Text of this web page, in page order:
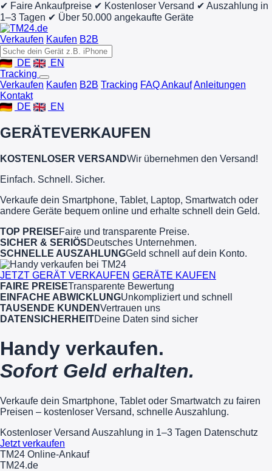
✔ Faire Ankaufpreise ✔ Kostenloser Versand ✔ Auszahlung in
1–3 Tagen ✔ Über 50.000 angekaufte Geräte
Verkaufen Kaufen B2B
DE
EN
Tracking
Verkaufen Kaufen B2B Tracking FAQ AnkaufAnleitungen
Kontakt
DE
EN
GERÄTEVERKAUFEN
KOSTENLOSER VERSANDWir übernehmen den Versand!
Einfach. Schnell. Sicher.
Verkaufe dein Smartphone, Tablet, Laptop, Smartwatch oder
andere Geräte bequem online und erhalte schnell dein Geld.
TOP PREISEFaire und transparente Preise.
SICHER & SERIÖSDeutsches Unternehmen.
SCHNELLE AUSZAHLUNGGeld schnell auf dein Konto.
JETZT GERÄT VERKAUFEN GERÄTE KAUFEN
FAIRE PREISETransparente Bewertung
EINFACHE ABWICKLUNGUnkompliziert und schnell
TAUSENDE KUNDENVertrauen uns
DATENSICHERHEITDeine Daten sind sicher
Handy verkaufen.
Sofort Geld erhalten.
Verkaufe dein Smartphone, Tablet oder Smartwatch zu fairen
Preisen – kostenloser Versand, schnelle Auszahlung.
Kostenloser Versand Auszahlung in 1–3 Tagen Datenschutz
Jetzt verkaufen
TM24 Online-Ankauf
TM24.de